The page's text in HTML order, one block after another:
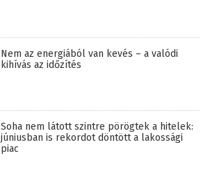
Nem az energiából van kevés – a valódi
kihívás az időzítés
Soha nem látott szintre pörögtek a hitelek:
júniusban is rekordot döntött a lakossági
piac